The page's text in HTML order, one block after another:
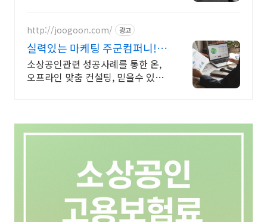
http://joogoon.com/ 광고
실력있는 마케팅 주군컴퍼니!
광고 성과는 톡톡히!
소상공인관련 성공사례를 통한 온,
오프라인 맞춤 컨설팅, 믿을수 있는